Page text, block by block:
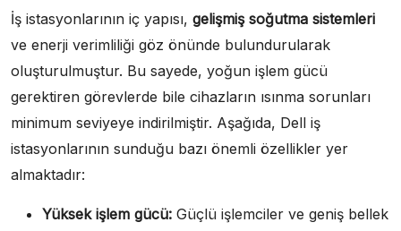
İş istasyonlarının iç yapısı, gelişmiş soğutma sistemleri
ve enerji verimliliği göz önünde bulundurularak
oluşturulmuştur. Bu sayede, yoğun işlem gücü
gerektiren görevlerde bile cihazların ısınma sorunları
minimum seviyeye indirilmiştir. Aşağıda, Dell iş
istasyonlarının sunduğu bazı önemli özellikler yer
almaktadır:
Yüksek işlem gücü: Güçlü işlemciler ve geniş bellek